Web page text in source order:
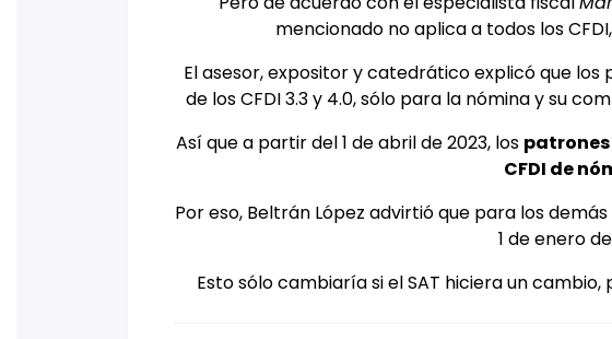
mencionado no aplica a todos los
El asesor, expositor y catedrático explicó que
de los CFDI 3.3 y 4.0, sólo para la nómina y su
Así que a partir del 1 de abril de 2023, los
CFDI de
Por eso, Beltrán López advirtió que para los
1 de enero
Esto sólo cambiaría si el SAT hiciera un